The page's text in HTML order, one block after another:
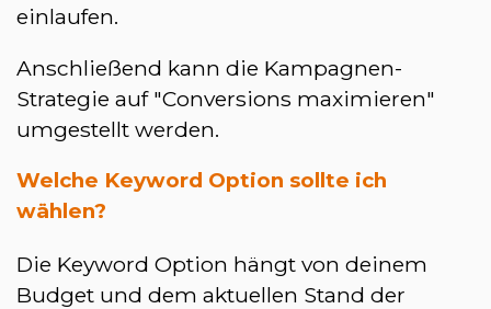
einlaufen.
Anschließend kann die Kampagnen-
Strategie auf "Conversions maximieren"
umgestellt werden.
Welche Keyword Option sollte ich
wählen?
Die Keyword Option hängt von deinem
Budget und dem aktuellen Stand der